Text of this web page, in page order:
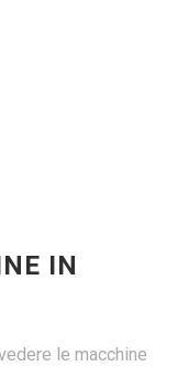
IN
le macchine